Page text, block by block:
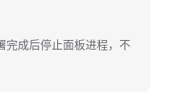
完成后停止面板进程，不